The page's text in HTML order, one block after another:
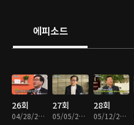
에피소드
26회
04/28/2017 • 33분
27회
05/05/2017 • 34분
28회
05/12/2017 • 33분